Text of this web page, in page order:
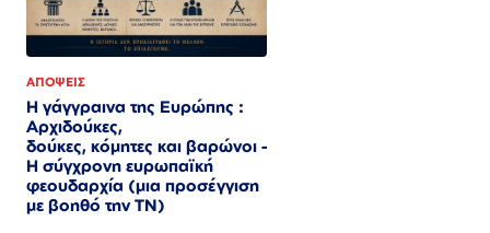
ΑΠΟΨΕΙΣ
Η γάγγραινα της Ευρώπης :
Αρχιδούκες,
δούκες, κόμητες και βαρώνοι -
Η σύγχρονη ευρωπαϊκή
φεουδαρχία (μια προσέγγιση
με βοηθό την ΤΝ)